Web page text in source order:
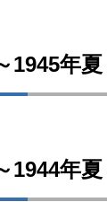
1945年
1944年